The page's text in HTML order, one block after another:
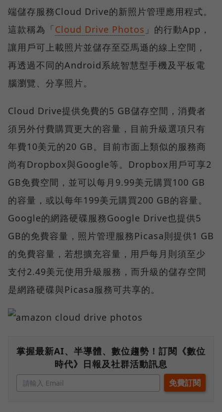
端儲存服務Cloud Drive的新照片管理應用程式。
這款稱為「Cloud Drive Photos 」的行動App，
讓用戶可上載照片並儲存至亞馬遜的線上空間，
再透過不同的Android系統智慧型手機及平板電
腦瀏覽、分享照片。
Cloud Drive提供免費的5 GB儲存空間，消費者
須另外付費購買更大的容量，目前升級選項只有
年費10美元的20 GB。目前市面上類似的服務商
尚有Dropbox與Google等。Dropbox用戶可享2
GB免費空間，並可以每月9.99美元購買100 GB
的容量，或以每年199美元購買200 GB的容量。
Google的網路硬碟服務Google Drive也提供5
GB的免費容量，照片管理服務Picasa則提供1 GB
的免費容量，若想擴充容量，用戶每月則須至少
支付2.49美元使用升級服務，而升級的儲存空間
是網路硬碟與Picasa服務可共享的。
掌握最新AI、半導體、數位趨勢！訂閱《數位
時代》日報及社群活動訊息